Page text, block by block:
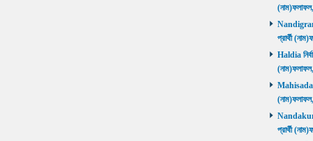
Nandigram
প্রার্থী
Haldia
Mahisadal
প্রার্থী